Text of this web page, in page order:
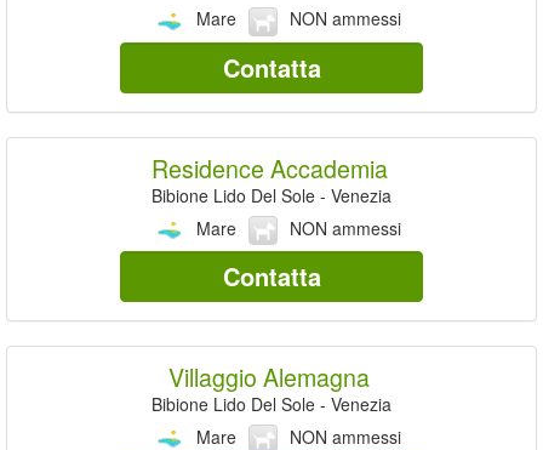
Mare
NON ammessi
Contatta
Residence Accademia
Bibione Lido Del Sole - Venezia
Mare
NON ammessi
Contatta
Villaggio Alemagna
Bibione Lido Del Sole - Venezia
Mare
NON ammessi